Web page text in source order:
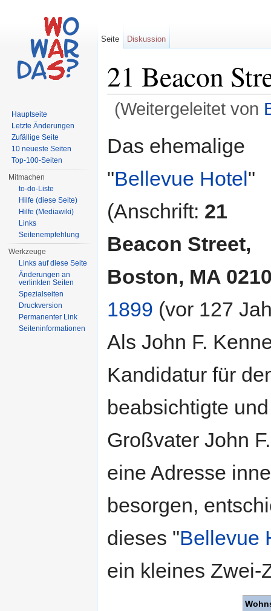
21 Beacon
(Weitergeleitet von
Das ehemalige
"Bellevue Hotel"
(Anschrift: 21
Beacon Street,
Boston, MA
1899 (vor 127
Als John F.
Kandidatur für
beabsichtigte
Großvater John
eine Adresse
besorgen,
dieses "Bellevue
ein kleines Zwei-
Seite Diskussion
Hauptseite
Letzte Änderungen
Zufällige Seite
10 neueste Seiten
Top-100-Seiten
Mitmachen
to-do-Liste
Hilfe (diese Seite)
Hilfe (Mediawiki)
Links
Seitenempfehlung
Werkzeuge
Links auf diese Seite
Änderungen an
verlinkten Seiten
Spezialseiten
Druckversion
Permanenter Link
Seiteninformationen